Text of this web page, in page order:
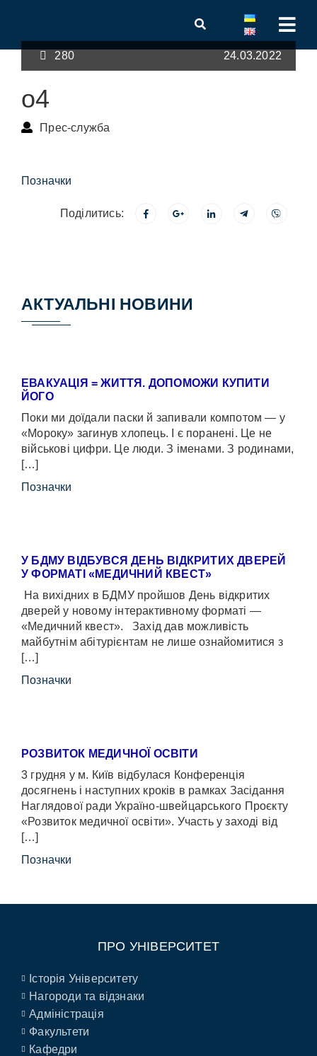
280 24.03.2022
о4
Прес-служба
Позначки
Поділитись:
АКТУАЛЬНІ НОВИНИ
ЕВАКУАЦІЯ = ЖИТТЯ. ДОПОМОЖИ КУПИТИ
ЙОГО
Поки ми доїдали паски й запивали компотом — у
«Мороку» загинув хлопець. І є поранені. Це не
військові цифри. Це люди. З іменами. З родинами,
[…]
Позначки
У БДМУ ВІДБУВСЯ ДЕНЬ ВІДКРИТИХ ДВЕРЕЙ
У ФОРМАТІ «МЕДИЧНИЙ КВЕСТ»
На вихідних в БДМУ пройшов День відкритих
дверей у новому інтерактивному форматі —
«Медичний квест». Захід дав можливість
майбутнім абітурієнтам не лише ознайомитися з
[…]
Позначки
РОЗВИТОК МЕДИЧНОЇ ОСВІТИ
3 грудня у м. Київ відбулася Конференція
досягнень і наступних кроків в рамках Засідання
Наглядової ради Україно-швейцарського Проєкту
«Розвиток медичної освіти». Участь у заході від
[…]
Позначки
ПРО УНІВЕРСИТЕТ
Історія Університету
Нагороди та відзнаки
Адміністрація
Факультети
Кафедри